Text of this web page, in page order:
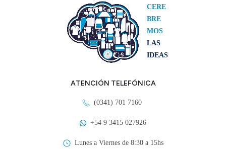
CERE
BRE
MOS
LAS
IDEAS
ATENCIÓN TELEFÓNICA
(0341) 701 7160
+54 9 3415 027926
Lunes a Viernes de 8:30 a 15hs